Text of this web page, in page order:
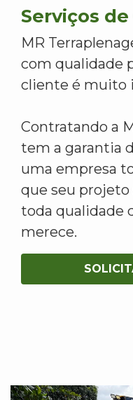
Serviços
MR
com qualidade
cliente é muito
Contratando a
tem a garantia
uma empresa
que seu
toda qualidade
merece.